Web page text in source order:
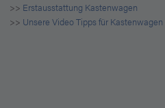
>> Erstausstattung Kastenwagen
>> Unsere Video Tipps für